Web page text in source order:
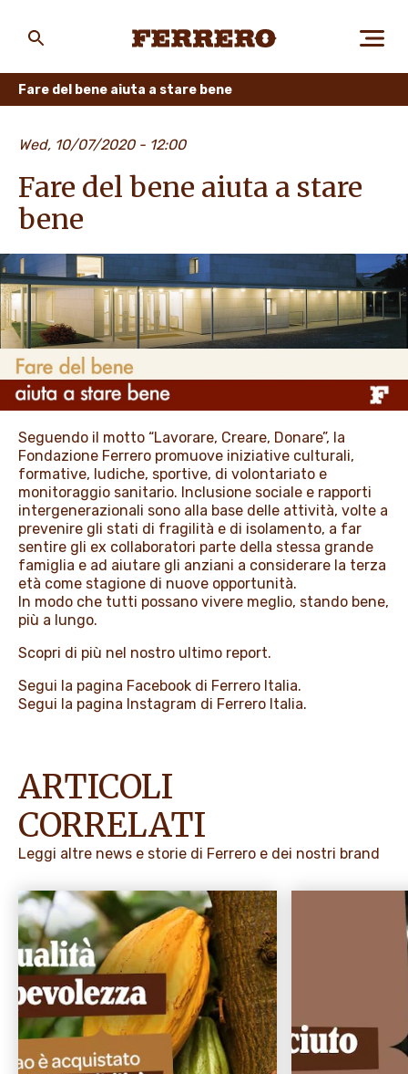
PERSONE E AMBIENTE
I NOSTRI PRODOTTI
LAVORA CON NOI
PROMOZIONI
NEWS & MEDIA
main
Fare del bene aiuta a stare bene
Wed, 10/07/2020 - 12:00
Fare del bene aiuta a stare
bene
Seguendo il motto “Lavorare, Creare, Donare”, la
Fondazione Ferrero promuove iniziative culturali,
formative, ludiche, sportive, di volontariato e
monitoraggio sanitario. Inclusione sociale e rapporti
intergenerazionali sono alla base delle attività, volte a
prevenire gli stati di fragilità e di isolamento, a far
sentire gli ex collaboratori parte della stessa grande
famiglia e ad aiutare gli anziani a considerare la terza
età come stagione di nuove opportunità.
In modo che tutti possano vivere meglio, stando bene,
più a lungo.
Scopri di più nel nostro ultimo report.
Segui la pagina Facebook di Ferrero Italia.
Segui la pagina Instagram di Ferrero Italia.
ARTICOLI
CORRELATI
Leggi altre news e storie di Ferrero e dei nostri brand